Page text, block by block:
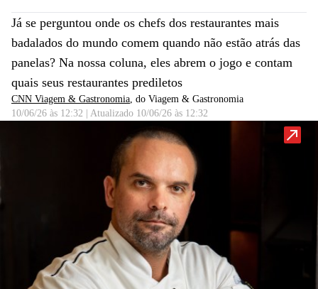
Já se perguntou onde os chefs dos restaurantes mais
badalados do mundo comem quando não estão atrás das
panelas? Na nossa coluna, eles abrem o jogo e contam
quais seus restaurantes prediletos
CNN Viagem & Gastronomia, do Viagem & Gastronomia
10/06/26 às 12:32
Atualizado 10/06/26 às 12:32